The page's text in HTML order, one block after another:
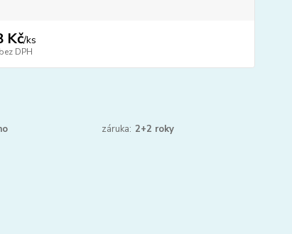
Kč/ks
bez DPH
záruka: 2+2 roky